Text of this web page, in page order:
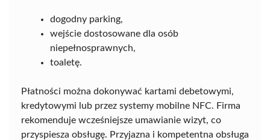
dogodny parking,
wejście dostosowane dla osób
niepełnosprawnych,
toaletę.
Płatności można dokonywać kartami debetowymi,
kredytowymi lub przez systemy mobilne NFC. Firma
rekomenduje wcześniejsze umawianie wizyt, co
przyspiesza obsługę. Przyjazna i kompetentna obsługa